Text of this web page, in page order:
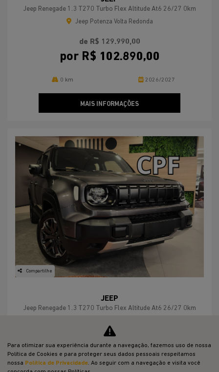
Jeep Renegade 1.3 T270 Turbo Flex Altitude At6 26/27 0km
Jeep Potenza Volta Redonda
de R$ 129.990,00
por R$ 102.890,00
0 km 2026/2027
MAIS INFORMAÇÕES
Compartilhe
JEEP
Jeep Renegade 1.3 T270 Turbo Flex Altitude At6 26/27 0km
R$ 129.990,00
0 km 2026/2027
Para otimizar sua experiência durante a navegação, fazemos uso de nossa
Política de Cookies e para proteger seus dados pessoais respeitamos
nossa Política de Privacidade. Ao seguir com a navegação e visita você